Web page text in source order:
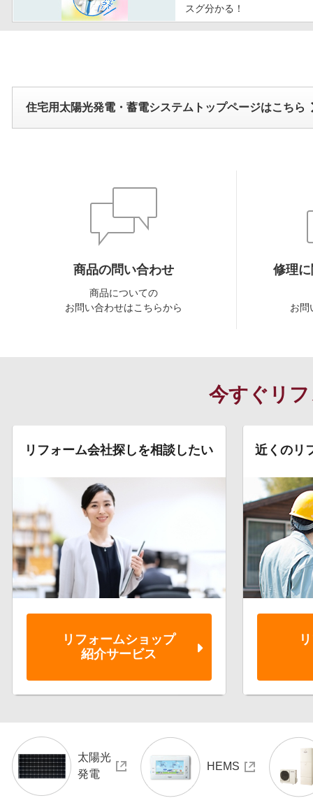
スグ分かる！
住宅用太陽光発電・蓄電システムトップページはこちら
商品の問い合わせ
商品についての
お問い合わせはこちらから
修理
お問
今すぐリ
リフォーム会社探しを相談したい
リフォームショップ
紹介サービス
近くのリ
太陽光
発電
HEMS